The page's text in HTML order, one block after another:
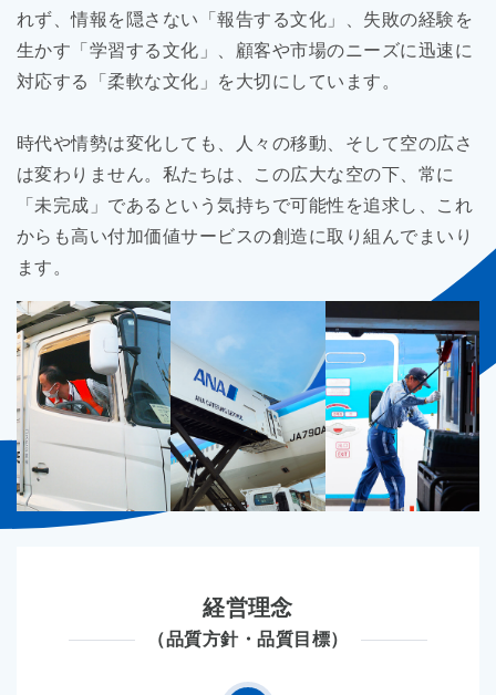
れず、情報を隠さない「報告する文化」、失敗の経験を
生かす「学習する文化」、顧客や市場のニーズに迅速に
対応する「柔軟な文化」を大切にしています。
時代や情勢は変化しても、人々の移動、そして空の広さ
は変わりません。私たちは、この広大な空の下、常に
「未完成」であるという気持ちで可能性を追求し、これ
からも高い付加価値サービスの創造に取り組んでまいり
ます。
経営理念
（品質方針・品質目標）